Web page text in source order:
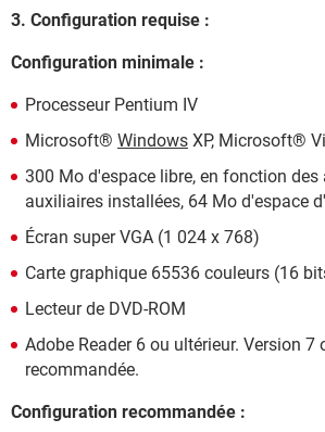
3. Configuration requise :
Configuration minimale :
Processeur Pentium IV
Microsoft® Windows XP, Microsoft®
300 Mo d'espace libre, en fonction
auxiliaires installées, 64 Mo d'espace
Écran super VGA (1 024 x 768)
Carte graphique 65536 couleurs (16
Lecteur de DVD-ROM
Adobe Reader 6 ou ultérieur. Version 7
recommandée.
Configuration recommandée :